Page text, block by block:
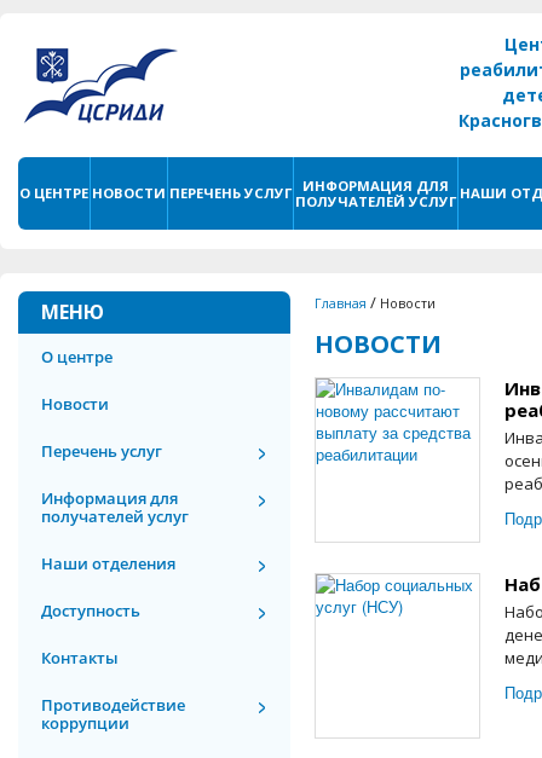
О ЦЕНТРЕ НОВОСТИ ПЕРЕЧЕНЬ УСЛУГ
ИНФОРМАЦИЯ ДЛЯ
ПОЛУЧАТЕЛЕЙ УСЛУГ НАШИ
МЕНЮ
О центре
Новости
Перечень услуг
Информация для
получателей услуг
Наши отделения
Доступность
Контакты
Противодействие
коррупции
Главная / Новости
НОВОСТИ